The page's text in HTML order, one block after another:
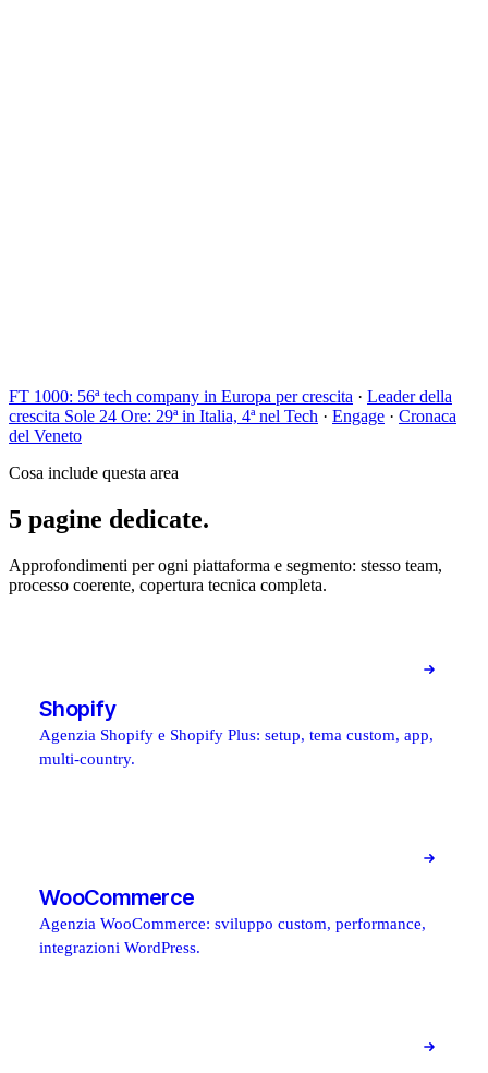
FT 1000: 56ª tech company in Europa per crescita · Leader della
crescita Sole 24 Ore: 29ª in Italia, 4ª nel Tech · Engage · Cronaca
del Veneto
Cosa include questa area
5 pagine dedicate.
Approfondimenti per ogni piattaforma e segmento: stesso team,
processo coerente, copertura tecnica completa.
Shopify
Agenzia Shopify e Shopify Plus: setup, tema custom, app,
multi-country.
WooCommerce
Agenzia WooCommerce: sviluppo custom, performance,
integrazioni WordPress.